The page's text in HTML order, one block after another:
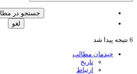
جستجو در مطالب
چیدمان مطالب
تاریخ
ارتباط